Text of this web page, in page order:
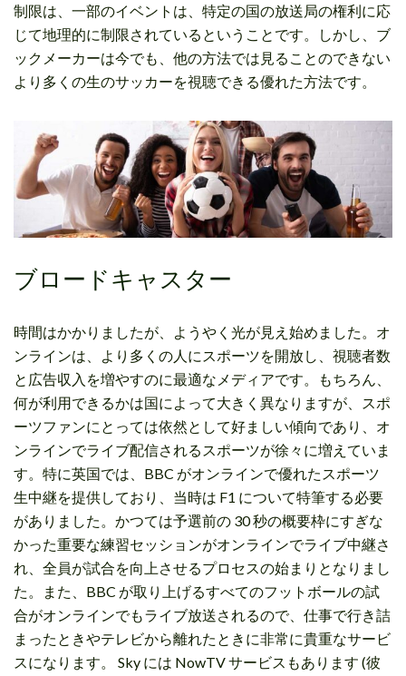
制限は、一部のイベントは、特定の国の放送局の権利に応
じて地理的に制限されているということです。しかし、ブ
ックメーカーは今でも、他の方法では見ることのできない
より多くの生のサッカーを視聴できる優れた方法です。
ブロードキャスター
時間はかかりましたが、ようやく光が見え始めました。オ
ンラインは、より多くの人にスポーツを開放し、視聴者数
と広告収入を増やすのに最適なメディアです。もちろん、
何が利用できるかは国によって大きく異なりますが、スポ
ーツファンにとっては依然として好ましい傾向であり、オ
ンラインでライブ配信されるスポーツが徐々に増えていま
す。特に英国では、BBC がオンラインで優れたスポーツ
生中継を提供しており、当時は F1 について特筆する必要
がありました。かつては予選前の 30 秒の概要枠にすぎな
かった重要な練習セッションがオンラインでライブ中継さ
れ、全員が試合を向上させるプロセスの始まりとなりまし
た。また、BBC が取り上げるすべてのフットボールの試
合がオンラインでもライブ放送されるので、仕事で行き詰
まったときやテレビから離れたときに非常に貴重なサービ
スになります。 Sky には NowTV サービスもあります (彼